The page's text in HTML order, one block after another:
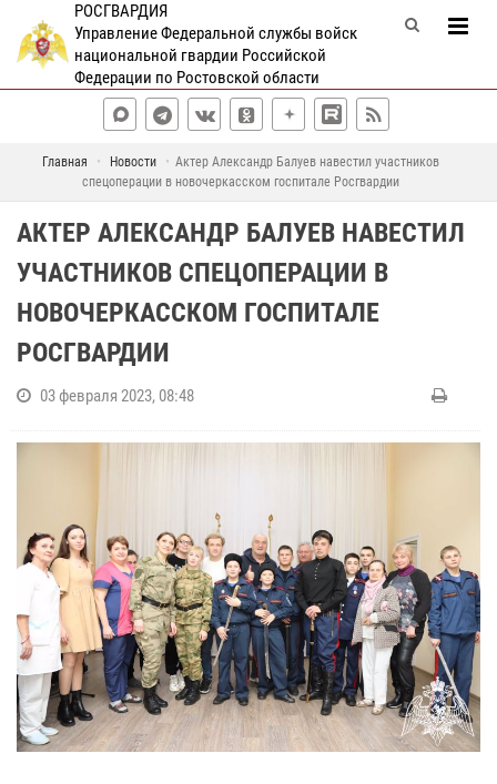
РОСГВАРДИЯ
Управление Федеральной службы войск
национальной гвардии Российской
Федерации по Ростовской области
Главная Новости
Актер Александр Балуев навестил участников
спецоперации в новочеркасском госпитале Росгвардии
АКТЕР АЛЕКСАНДР БАЛУЕВ НАВЕСТИЛ
УЧАСТНИКОВ СПЕЦОПЕРАЦИИ В
НОВОЧЕРКАССКОМ ГОСПИТАЛЕ
РОСГВАРДИИ
03 февраля 2023, 08:48